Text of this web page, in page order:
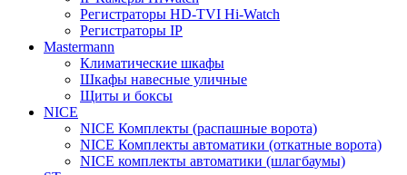
Регистраторы HD-TVI Hi-Watch
Регистраторы IP
Mastermann
Климатические шкафы
Шкафы навесные уличные
Щиты и боксы
NICE
NICE Комплекты (распашные ворота)
NICE Комплекты автоматики (откатные ворота)
NICE комплекты автоматики (шлагбаумы)